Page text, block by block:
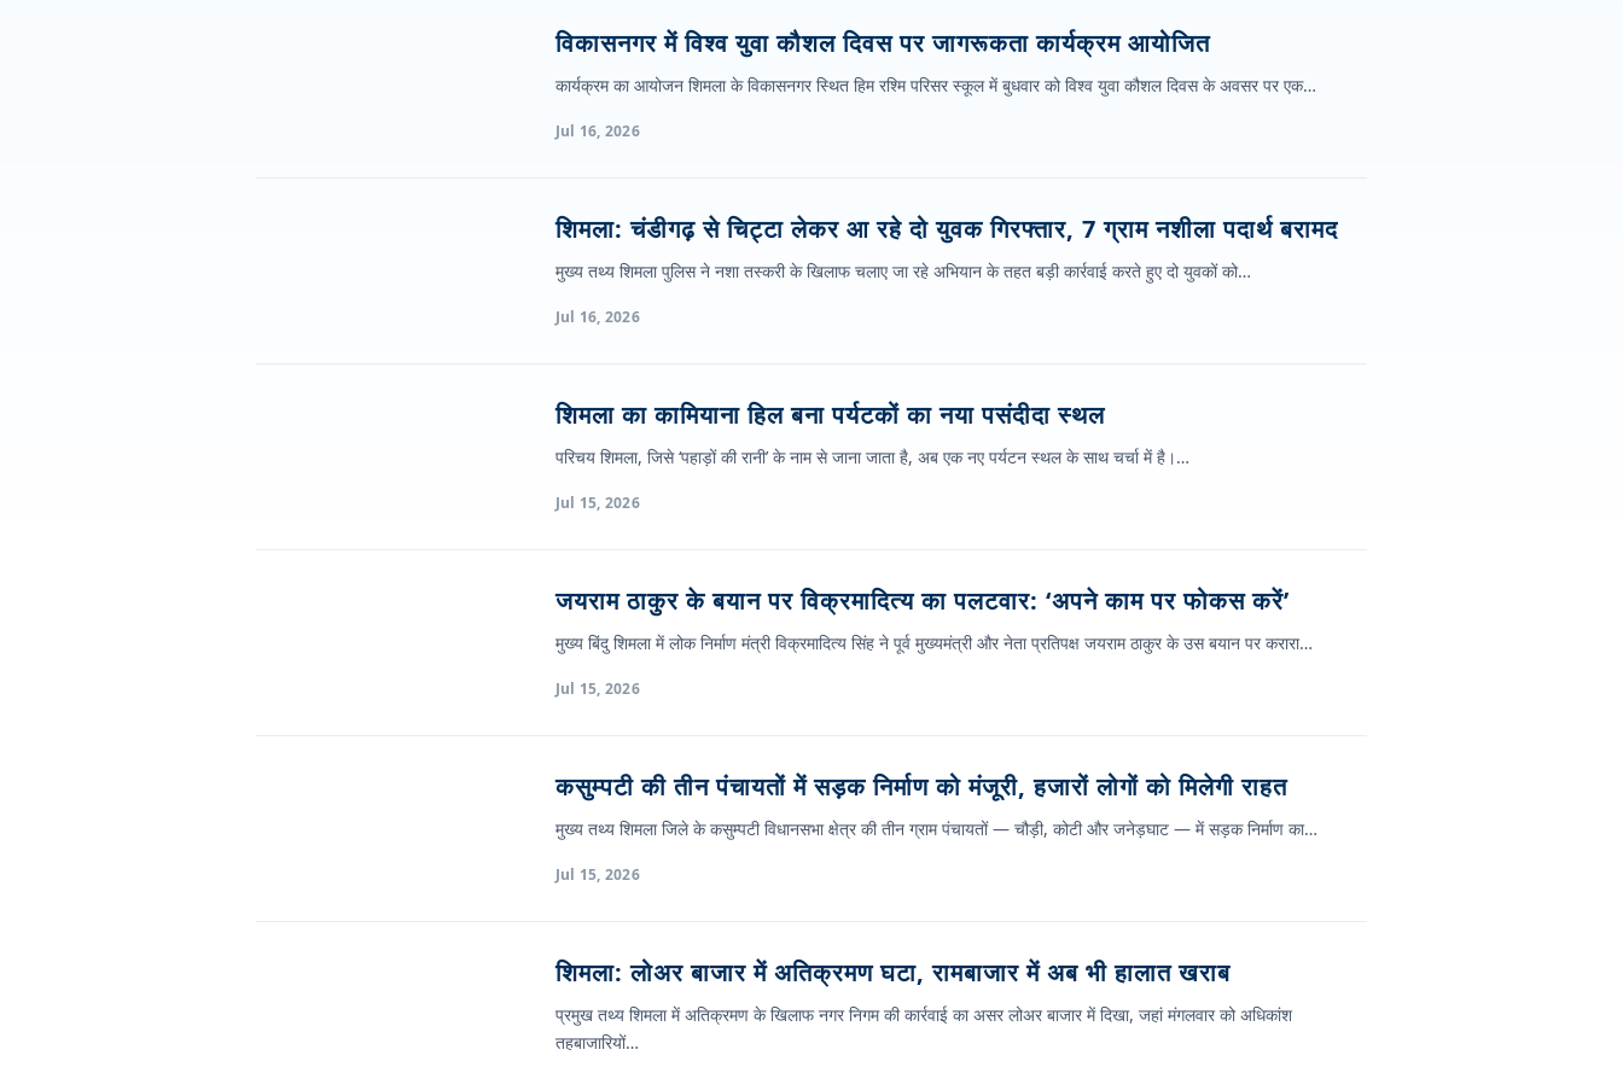
विकासनगर में विश्व युवा कौशल दिवस पर जागरूकता कार्यक्रम आयोजित
कार्यक्रम का आयोजन शिमला के विकासनगर स्थित हिम रश्मि परिसर स्कूल में बुधवार को विश्व युवा कौशल दिवस के अवसर पर एक…
Jul 16, 2026
शिमला: चंडीगढ़ से चिट्टा लेकर आ रहे दो युवक गिरफ्तार, 7 ग्राम नशीला पदार्थ बरामद
मुख्य तथ्य शिमला पुलिस ने नशा तस्करी के खिलाफ चलाए जा रहे अभियान के तहत बड़ी कार्रवाई करते हुए दो युवकों को…
Jul 16, 2026
शिमला का कामियाना हिल बना पर्यटकों का नया पसंदीदा स्थल
परिचय शिमला, जिसे ‘पहाड़ों की रानी’ के नाम से जाना जाता है, अब एक नए पर्यटन स्थल के साथ चर्चा में है।…
Jul 15, 2026
जयराम ठाकुर के बयान पर विक्रमादित्य का पलटवार: ‘अपने काम पर फोकस करें’
मुख्य बिंदु शिमला में लोक निर्माण मंत्री विक्रमादित्य सिंह ने पूर्व मुख्यमंत्री और नेता प्रतिपक्ष जयराम ठाकुर के उस बयान पर करारा…
Jul 15, 2026
कसुम्पटी की तीन पंचायतों में सड़क निर्माण को मंजूरी, हजारों लोगों को मिलेगी राहत
मुख्य तथ्य शिमला जिले के कसुम्पटी विधानसभा क्षेत्र की तीन ग्राम पंचायतों — चौड़ी, कोटी और जनेड़घाट — में सड़क निर्माण का…
Jul 15, 2026
शिमला: लोअर बाजार में अतिक्रमण घटा, रामबाजार में अब भी हालात खराब
प्रमुख तथ्य शिमला में अतिक्रमण के खिलाफ नगर निगम की कार्रवाई का असर लोअर बाजार में दिखा, जहां मंगलवार को अधिकांश
तहबाजारियों…